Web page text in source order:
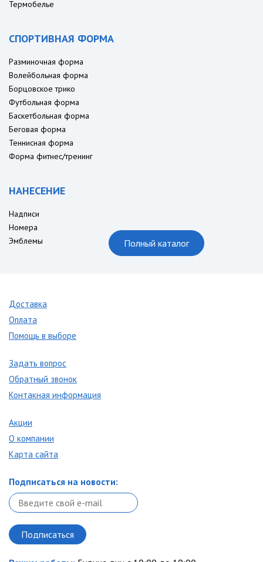
Термобелье
СПОРТИВНАЯ ФОРМА
Разминочная форма
Волейбольная форма
Борцовское трико
Футбольная форма
Баскетбольная форма
Беговая форма
Теннисная форма
Форма фитнес/тренинг
НАНЕСЕНИЕ
Надписи
Номера
Эмблемы
Полный каталог
Доставка
Оплата
Помощь в выборе
Задать вопрос
Обратный звонок
Контакная информация
Акции
О компании
Карта сайта
Подписаться на новости: